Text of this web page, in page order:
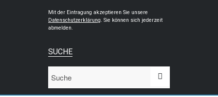
Mit der Eintragung akzeptieren Sie unsere
Datenschutzerklärung . Sie können sich jederzeit
abmelden.
SUCHE